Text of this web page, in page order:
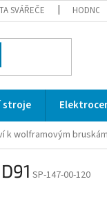
SVÁŘEČE
stroje
k wolframovým bruskám
SP-147-00-120